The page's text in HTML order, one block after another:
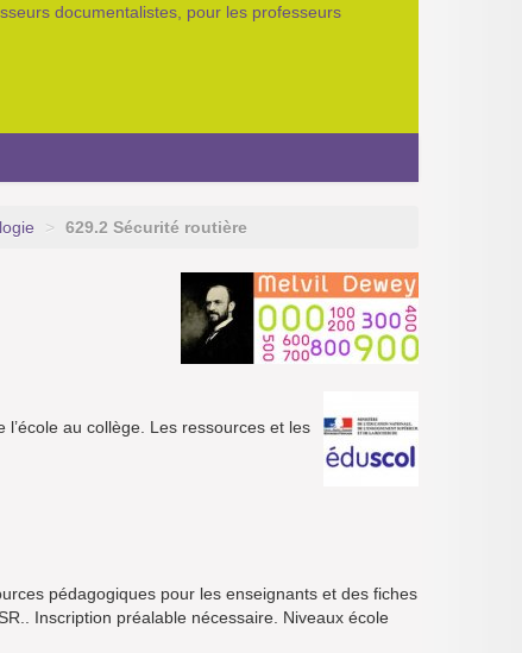
documentalistes, pour les professeurs
> 629.2 Sécurité routière
l’école au collège. Les ressources et les
pédagogiques pour les enseignants et des fiches
Inscription préalable nécessaire. Niveaux école